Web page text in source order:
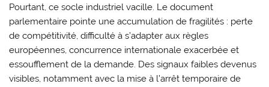
Pourtant, ce socle industriel vacille. Le document
parlementaire pointe une accumulation de fragilités : perte
de compétitivité, difficulté à s’adapter aux règles
européennes, concurrence internationale exacerbée et
essoufflement de la demande. Des signaux faibles devenus
visibles, notamment avec la mise à l’arrêt temporaire de